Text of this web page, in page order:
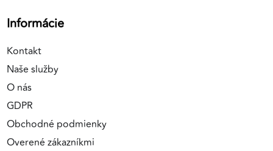
Informácie
Kontakt
Naše služby
O nás
GDPR
Obchodné podmienky
Overené zákazníkmi